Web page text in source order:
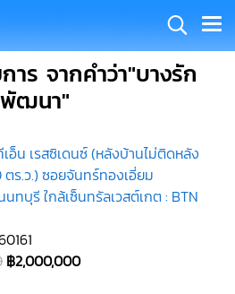
าร จากคำว่า"บางรัก
พัฒนา"
อ็น เรสซิเดนซ์ (หลังบ้านไม่ติดหลัง
ร.ว.) ซอยจันทร์ทองเอี่ยม
ทบุรี ใกล้เซ็นทรัลเวสต์เกต : BTN
฿2,000,000